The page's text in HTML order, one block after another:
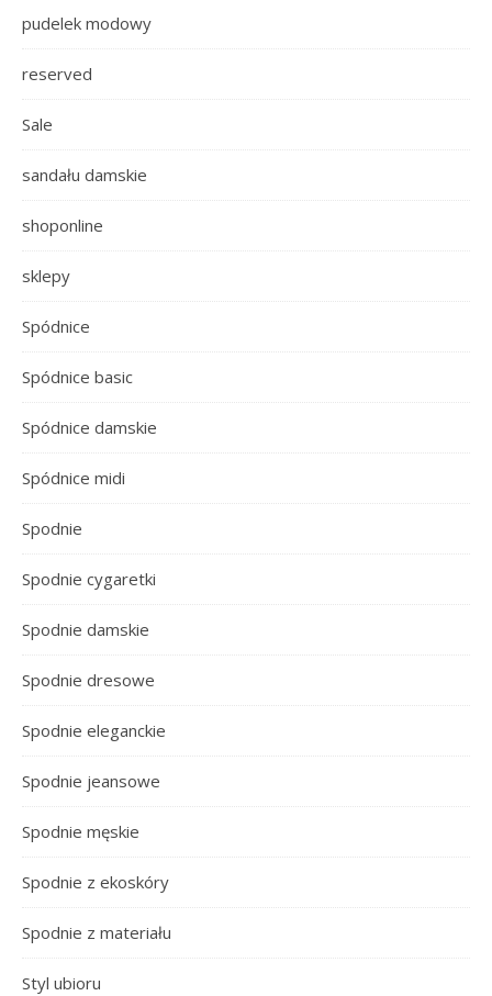
pudelek modowy
reserved
Sale
sandału damskie
shoponline
sklepy
Spódnice
Spódnice basic
Spódnice damskie
Spódnice midi
Spodnie
Spodnie cygaretki
Spodnie damskie
Spodnie dresowe
Spodnie eleganckie
Spodnie jeansowe
Spodnie męskie
Spodnie z ekoskóry
Spodnie z materiału
Styl ubioru